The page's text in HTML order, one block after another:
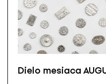
Dielo mesiaca